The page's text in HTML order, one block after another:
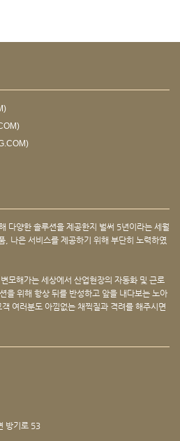
다양한 솔루션을 제공한지 벌써 5년이라는 세월
, 나은 서비스를 제공하기 위해 부단히 노력하였
모해가는 세상에서 산업현장의 자동화 및 근로
을 위해 항상 뒤를 반성하고 앞을 내다보는 노아
여러분도 아낌없는 채찍질과 격려를 해주시면
방기로 53